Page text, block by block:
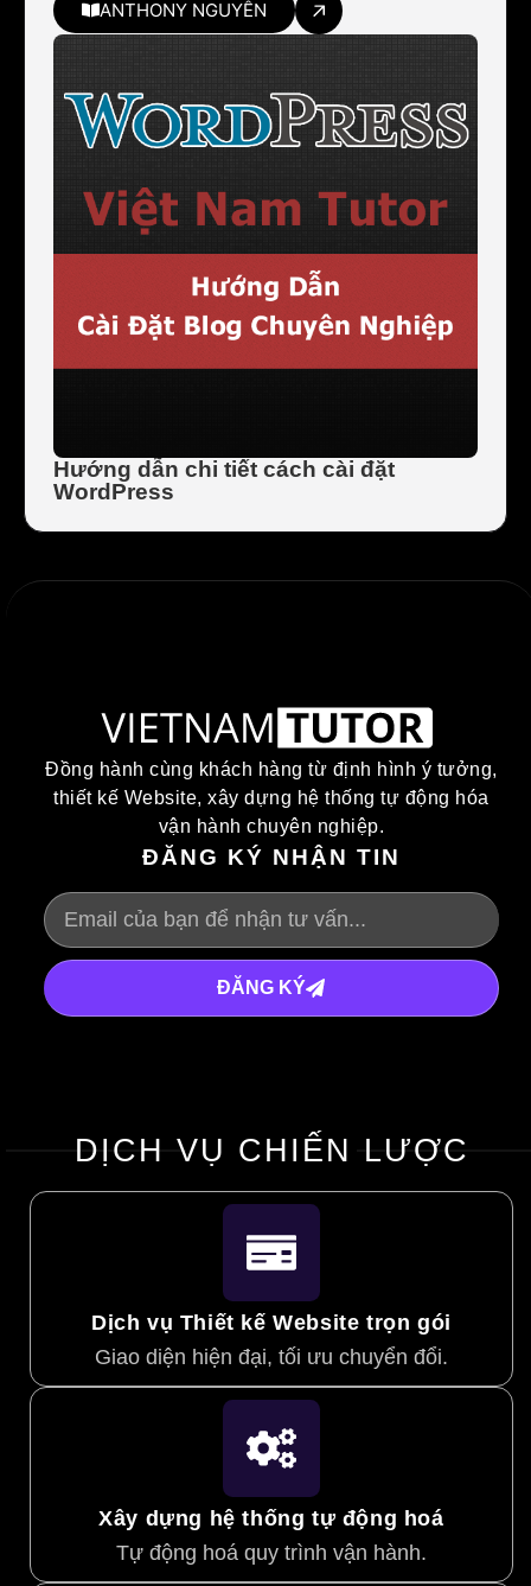
ANTHONY NGUYỄN
Hướng dẫn chi tiết cách cài đặt
WordPress
Đồng hành cùng khách hàng từ định hình ý tưởng,
thiết kế Website, xây dựng hệ thống tự động hóa
vận hành chuyên nghiệp.
ĐĂNG KÝ NHẬN TIN
ĐĂNG KÝ
DỊCH VỤ CHIẾN LƯỢC
Dịch vụ Thiết kế Website trọn gói
Giao diện hiện đại, tối ưu chuyển đổi.
Xây dựng hệ thống tự động hoá
Tự động hoá quy trình vận hành.